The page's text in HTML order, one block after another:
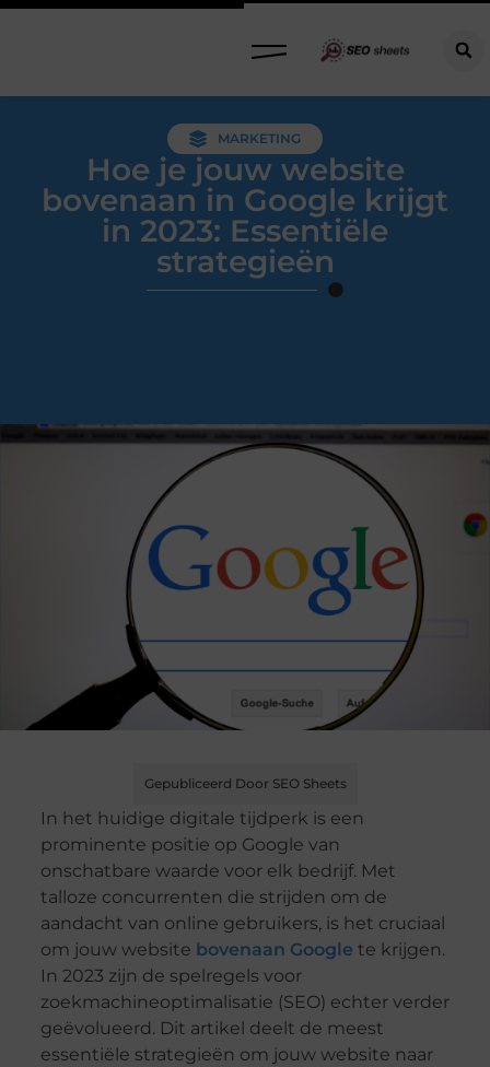
MARKETING
Hoe je jouw website
bovenaan in Google krijgt
in 2023: Essentiële
strategieën
Gepubliceerd Door SEO Sheets
In het huidige digitale tijdperk is een
prominente positie op Google van
onschatbare waarde voor elk bedrijf. Met
talloze concurrenten die strijden om de
aandacht van online gebruikers, is het cruciaal
om jouw website bovenaan Google te krijgen.
In 2023 zijn de spelregels voor
zoekmachineoptimalisatie (SEO) echter verder
geëvolueerd. Dit artikel deelt de meest
essentiële strategieën om jouw website naar